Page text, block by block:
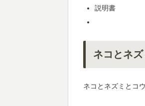
説明書
ネコとネ
ネコとネズミとコ